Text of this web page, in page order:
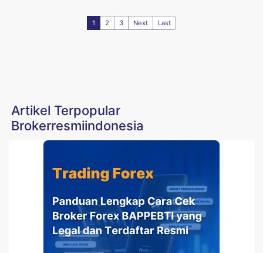
1 2 3 Next Last
Artikel Terpopular
Brokerresmiindonesia